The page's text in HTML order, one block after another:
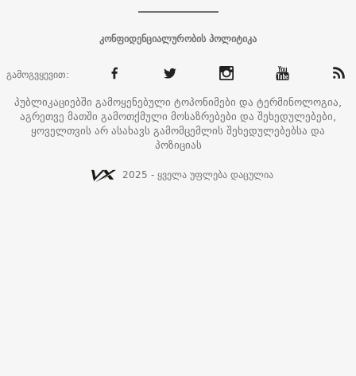
კონფიდენციალურობის პოლიტიკა
გამოგვყევით:
პუბლიკაციებში გამოყენებული ტოპონიმები და ტერმინოლოგია,
აგრეთვე მათში გამოთქმული მოსაზრებები და შეხედულებები,
ყოველთვის არ ასახავს გამომცემლის შეხედულებებსა და
პოზიციას
2025 - ყველა უფლება დაცულია